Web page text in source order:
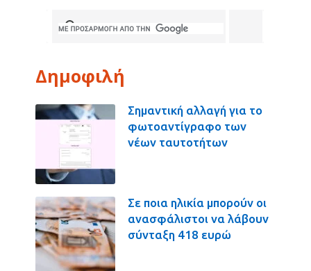
Δημοφιλή
Σημαντική αλλαγή για το
φωτοαντίγραφο των
νέων ταυτοτήτων
Σε ποια ηλικία μπορούν οι
ανασφάλιστοι να λάβουν
σύνταξη 418 ευρώ